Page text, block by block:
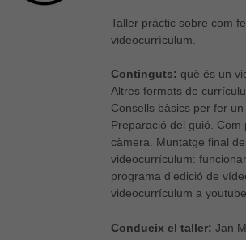
Taller pràctic sobre com
videocurrículum.
Continguts: què és un
Altres formats de
Consells bàsics per fer un
Preparació del guió. Com
càmera. Muntatge final del
videocurrículum:
programa d’edició de
videocurrículum a youtube.
Condueix el taller: Jan